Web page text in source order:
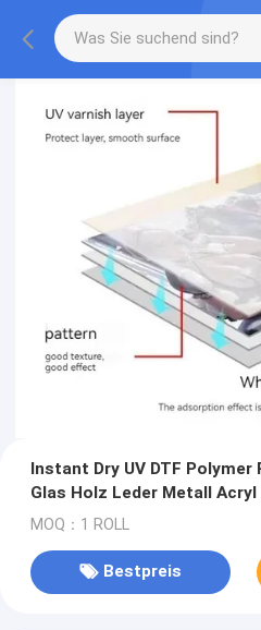
Instant Dry UV DTF
Glas Holz Leder Metall Acryl
MOQ：1 ROLL
Bestpreis